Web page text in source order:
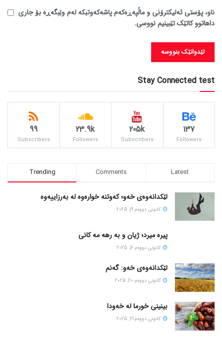
ناو، پۆستی ئەلیکترۆنی و ماڵپەڕەکەم پاشەکەوتبکە لەم وێبگەڕە بۆ جاری
داهاتوو کاتێک تێبینیم نووسی.
Stay Connected test
137
Followers
205k
Subscribers
23.9k
Followers
99
Subscribers
Trending Comments Latest
لێکدانەوەی خەو؛ کەوتنە خوارەوە لە بەرزاییەوە
كانونی دووه‌م 19, 2025
پیره میرد؛ ژیان و به رهه مه کانی
كانونی دووه‌م 16, 2025
لێکدانەوەی خەو: گەنم
كانونی دووه‌م 20, 2025
بینینی خورما لە خەودا
كانونی دووه‌م 21, 2025